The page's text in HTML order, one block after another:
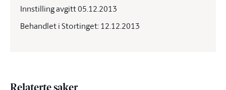
Innstilling avgitt 05.12.2013
Behandlet i Stortinget: 12.12.2013